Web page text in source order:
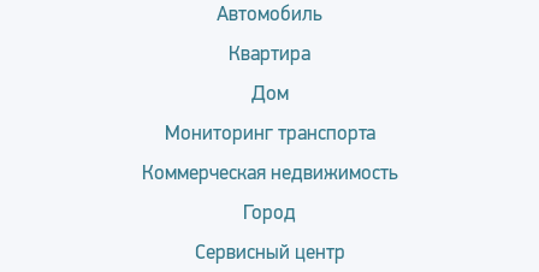
Автомобиль
Квартира
Дом
Мониторинг транспорта
Коммерческая недвижимость
Город
Сервисный центр